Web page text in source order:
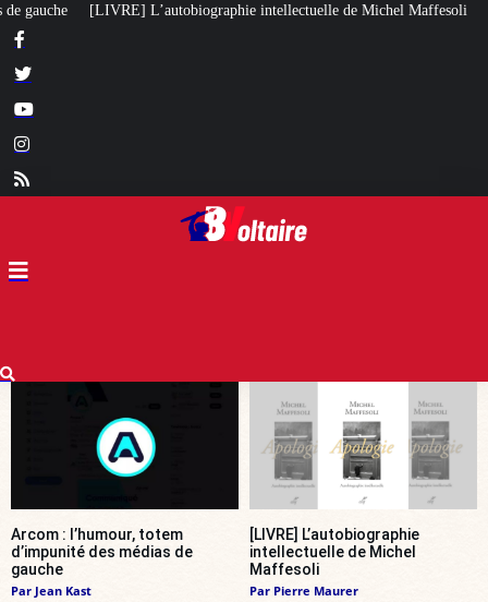
intellectuelle de Michel Maffesoli Pour regagner son influence en
Arcom : l’humour, totem
d’impunité des médias de
gauche
Par Jean Kast
[LIVRE] L’autobiographie
intellectuelle de Michel
Maffesoli
Par Pierre Maurer